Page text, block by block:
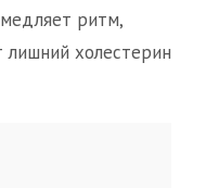
ритм,
холестерин